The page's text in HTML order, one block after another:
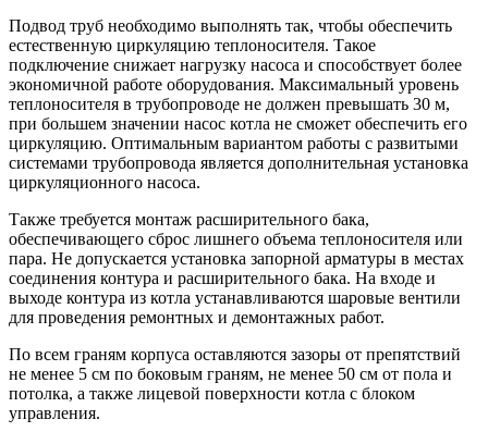
Подвод труб необходимо выполнять так, чтобы обеспечить
естественную циркуляцию теплоносителя. Такое
подключение снижает нагрузку насоса и способствует более
экономичной работе оборудования. Максимальный уровень
теплоносителя в трубопроводе не должен превышать 30 м,
при большем значении насос котла не сможет обеспечить его
циркуляцию. Оптимальным вариантом работы с развитыми
системами трубопровода является дополнительная установка
циркуляционного насоса.
Также требуется монтаж расширительного бака,
обеспечивающего сброс лишнего объема теплоносителя или
пара. Не допускается установка запорной арматуры в местах
соединения контура и расширительного бака. На входе и
выходе контура из котла устанавливаются шаровые вентили
для проведения ремонтных и демонтажных работ.
По всем граням корпуса оставляются зазоры от препятствий
не менее 5 см по боковым граням, не менее 50 см от пола и
потолка, а также лицевой поверхности котла с блоком
управления.